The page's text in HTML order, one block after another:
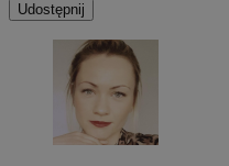
Udostępnij